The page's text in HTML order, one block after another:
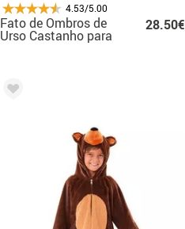
4.53/5.00
Fato de Ombros de
Urso Castanho para
28.50€